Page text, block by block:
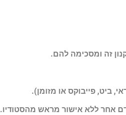
זה ומסכימה להם.
ביט, פייבוקס או מזומן).
אחר ללא אישור מראש מהסטודיו.